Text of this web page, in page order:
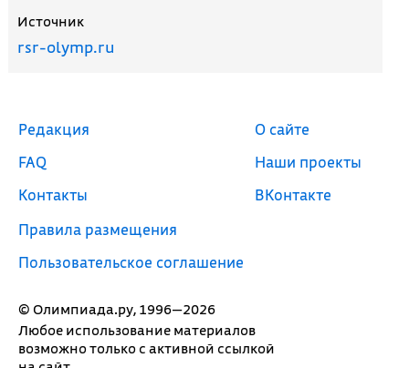
Источник
rsr-olymp.ru
© Олимпиада.ру, 1996—2026
Любое использование материалов
возможно только с активной ссылкой
Редакция
FAQ
Контакты
Правила размещения
Пользовательское соглашение
О сайте
Наши проекты
ВКонтакте